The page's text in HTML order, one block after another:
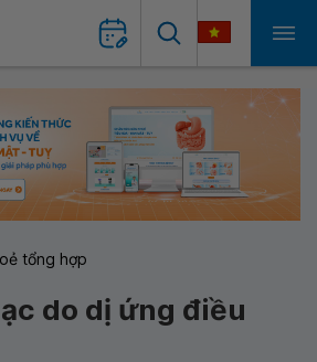
tổng hợp
do dị ứng điều